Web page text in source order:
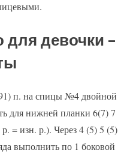
для девочки –
п. на спицы №4 двойной
для нижней планки 6(7) 7
= изн. р.). Через 4 (5) 5 (5)
выполнить по 1 боковой